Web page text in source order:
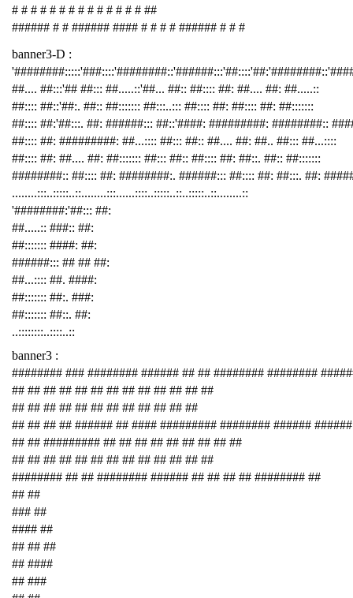
# # # # # # # # # # # # # # ##
###### # # ###### #### # # # # ###### # # #
banner3-D :
##.... ##:::'## ##::: ##.....::'##... ##:: ##:::: ##: ##.... ##: ##.....::
##:::: ##::'##:. ##:: ##::::::: ##:::..::: ##:::: ##: ##:::: ##: ##:::::::
##:::: ##:'##:::. ##: ######::: ##::'####: #########: ########::
##:::: ##: #########: ##...:::: ##::: ##:: ##.... ##: ##.. ##::: ##...::::
##:::: ##: ##.... ##: ##::::::: ##::: ##:: ##:::: ##: ##::. ##:: ##:::::::
########:: ##:::: ##: ########:. ######::: ##:::: ##: ##:::. ##:
........:::..:::::..::........:::......::::..:::::..::..:::::..::........::
'########:'##::: ##:
##.....:: ###:: ##:
##::::::: ####: ##:
######::: ## ## ##:
##...:::: ##. ####:
##::::::: ##:. ###:
##::::::: ##::. ##:
..::::::::..::::..::
banner3 :
######## ### ######## ###### ## ## ######## ########
## ## ## ## ## ## ## ## ## ## ## ## ##
## ## ## ## ## ## ## ## ## ## ## ##
## ## ## ## ###### ## #### ######### ######## ###### ######
## ## ######### ## ## ## ## ## ## ## ## ##
## ## ## ## ## ## ## ## ## ## ## ## ##
######## ## ## ######## ###### ## ## ## ## ######## ##
## ##
### ##
#### ##
## ## ##
## ####
## ###